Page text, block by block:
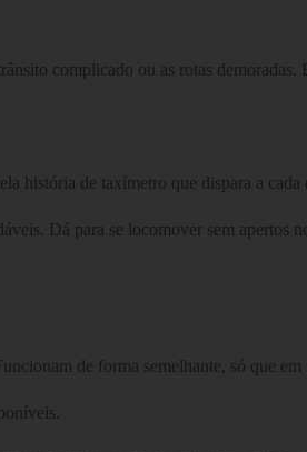
complicado ou as rotas
história de taxímetro que dispara a cada
Dá para se locomover sem apertos
de forma semelhante, só que em